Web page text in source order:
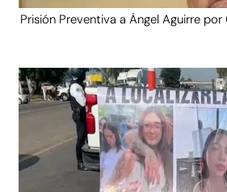
Prisión Preventiva a Ángel Aguirre